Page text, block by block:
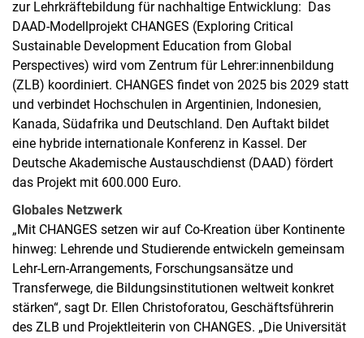
zur Lehrkräftebildung für nachhaltige Entwicklung: Das
DAAD-Modellprojekt CHANGES (Exploring Critical
Sustainable Development Education from Global
Perspectives) wird vom Zentrum für Lehrer:innenbildung
(ZLB) koordiniert. CHANGES findet von 2025 bis 2029 statt
und verbindet Hochschulen in Argentinien, Indonesien,
Kanada, Südafrika und Deutschland. Den Auftakt bildet
eine hybride internationale Konferenz in Kassel. Der
Deutsche Akademische Austauschdienst (DAAD) fördert
das Projekt mit 600.000 Euro.
Globales Netzwerk
„Mit CHANGES setzen wir auf Co-Kreation über Kontinente
hinweg: Lehrende und Studierende entwickeln gemeinsam
Lehr-Lern-Arrangements, Forschungsansätze und
Transferwege, die Bildungsinstitutionen weltweit konkret
stärken“, sagt Dr. Ellen Christoforatou, Geschäftsführerin
des ZLB und Projektleiterin von CHANGES. „Die Universität